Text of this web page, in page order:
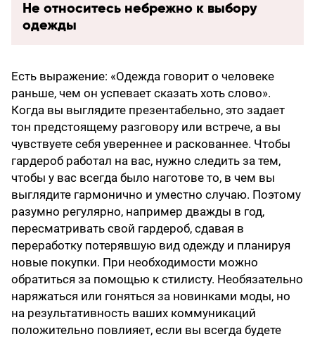
Не относитесь небрежно к выбору
одежды
Есть выражение: «Одежда говорит о человеке
раньше, чем он успевает сказать хоть слово».
Когда вы выглядите презентабельно, это задает
тон предстоящему разговору или встрече, а вы
чувствуете себя увереннее и раскованнее. Чтобы
гардероб работал на вас, нужно следить за тем,
чтобы у вас всегда было наготове то, в чем вы
выглядите гармонично и уместно случаю. Поэтому
разумно регулярно, например дважды в год,
пересматривать свой гардероб, сдавая в
переработку потерявшую вид одежду и планируя
новые покупки. При необходимости можно
обратиться за помощью к стилисту. Необязательно
наряжаться или гоняться за новинками моды, но
на результативность ваших коммуникаций
положительно повлияет, если вы всегда будете